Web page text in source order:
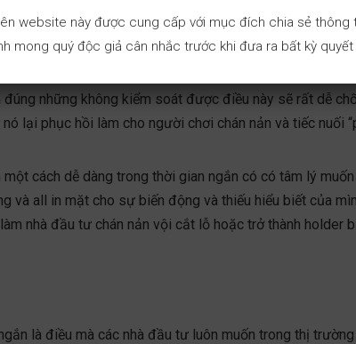
chốt lời phù hợp, sau đó giá lại điều chỉnh và tiếp tục
có liên quan về đồng coin nào đó, sự chủ quan và tin
những không kiểm soát được điều này sẽ rất dễ
lại phục hồi làm cho người chơi chán nản và tiếc nuối
cách dễ dàng trong thời gian ngắn có có tâm lý muốn
và all in mặt cho sự biến động và thiếu hiểu biết của
nhà đầu tư chán nản vội cắt lỗ hoặc trở thành holder
là điều mà các nhà đầu tư luôn muốn trong thị trường
website này được cung cấp với mục đích chia sẻ thông
mong quý độc giả cân nhắc trước khi đưa ra bất kỳ quyết